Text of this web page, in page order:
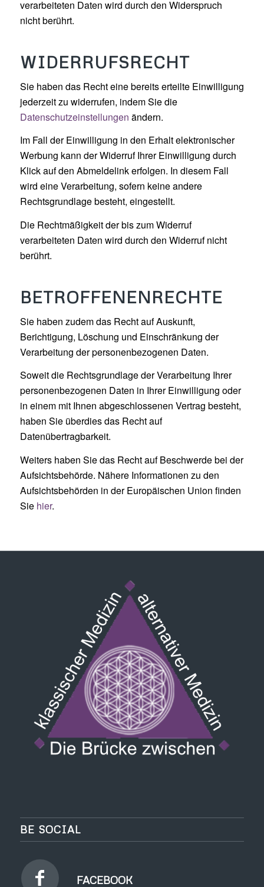
verarbeiteten Daten wird durch den Widerspruch
nicht berührt.
WIDERRUFSRECHT
Sie haben das Recht eine bereits erteilte Einwilligung
jederzeit zu widerrufen, indem Sie die
Datenschutzeinstellungen ändern.
Im Fall der Einwilligung in den Erhalt elektronischer
Werbung kann der Widerruf Ihrer Einwilligung durch
Klick auf den Abmeldelink erfolgen. In diesem Fall
wird eine Verarbeitung, sofern keine andere
Rechtsgrundlage besteht, eingestellt.
Die Rechtmäßigkeit der bis zum Widerruf
verarbeiteten Daten wird durch den Widerruf nicht
berührt.
BETROFFENENRECHTE
Sie haben zudem das Recht auf Auskunft,
Berichtigung, Löschung und Einschränkung der
Verarbeitung der personenbezogenen Daten.
Soweit die Rechtsgrundlage der Verarbeitung Ihrer
personenbezogenen Daten in Ihrer Einwilligung oder
in einem mit Ihnen abgeschlossenen Vertrag besteht,
haben Sie überdies das Recht auf
Datenübertragbarkeit.
Weiters haben Sie das Recht auf Beschwerde bei der
Aufsichtsbehörde. Nähere Informationen zu den
Aufsichtsbehörden in der Europäischen Union finden
Sie hier.
BE SOCIAL
FACEBOOK